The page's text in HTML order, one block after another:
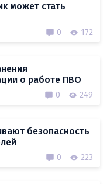
может стать
0 172
о работе ПВО
0 249
безопасность
0 223